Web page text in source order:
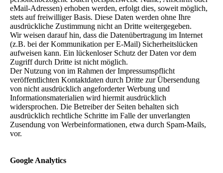
eMail-Adressen) erhoben werden, erfolgt dies, soweit möglich,
stets auf freiwilliger Basis. Diese Daten werden ohne Ihre
ausdrückliche Zustimmung nicht an Dritte weitergegeben.
Wir weisen darauf hin, dass die Datenübertragung im Internet
(z.B. bei der Kommunikation per E-Mail) Sicherheitslücken
aufweisen kann. Ein lückenloser Schutz der Daten vor dem
Zugriff durch Dritte ist nicht möglich.
Der Nutzung von im Rahmen der Impressumspflicht
veröffentlichten Kontaktdaten durch Dritte zur Übersendung
von nicht ausdrücklich angeforderter Werbung und
Informationsmaterialien wird hiermit ausdrücklich
widersprochen. Die Betreiber der Seiten behalten sich
ausdrücklich rechtliche Schritte im Falle der unverlangten
Zusendung von Werbeinformationen, etwa durch Spam-Mails,
vor.
Google Analytics